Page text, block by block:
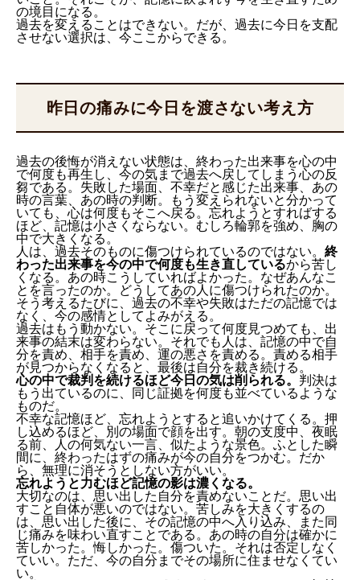
の境目になる。
過去を変えることはできない。だが、過去に今日を支配
させない選択は、今ここからできる。
昨日の痛みに今日を渡さない考え方
過去の後悔が消えない状態は、終わった出来事を心の中
で何度も再生し、今の気まで過去へ戻してしまう心の反
芻である。失敗した場面、不幸だと感じた出来事、あの
時の言葉、あの時の判断。もう変えられないと分かって
いても、心は何度もそこへ戻る。忘れようとすればする
ほど、記憶は小さくならない。むしろ輪郭を強め、胸の
中で大きくなる。
人は、過去そのものに傷つけられているのではない。 終
わった出来事を今の中で何度も生き直しているから苦し
くなる。あの時こうしていればよかった。なぜあんなこ
とを言ったのか。どうしてあの人に傷つけられたのか。
そう考えるたびに、過去の不幸や失敗はただの記憶では
なく、今の感情としてよみがえる。
過去はもう動かない。そこに戻って何度見つめても、出
来事の結末は変わらない。それでも人は、記憶の中で自
分を責め、相手を責め、運の悪さを責める。責める相手
が見つからなくなると、最後は自分を裁き続ける。
心の中で裁判を続けるほど今日の気は削られる。 判決は
もう出ているのに、同じ証拠を何度も並べているような
ものだ。
不幸な記憶ほど、忘れようとすると追いかけてくる。押
し込めるほど、別の場面で顔を出す。朝の支度中、夜眠
る前、人の何気ない一言、似たような景色。ふとした瞬
間に、終わったはずの痛みが今の自分をつかむ。だか
ら、無理に消そうとしない方がいい。
忘れようと力むほど記憶の影は濃くなる。
大切なのは、思い出した自分を責めないことだ。思い出
すこと自体が悪いのではない。苦しみを大きくするの
は、思い出した後に、その記憶の中へ入り込み、また同
じ痛みを味わい直すことである。あの時の自分は確かに
苦しかった。悔しかった。傷ついた。それは否定しなく
ていい。ただ、今の自分までその場所に住ませなくてい
い。